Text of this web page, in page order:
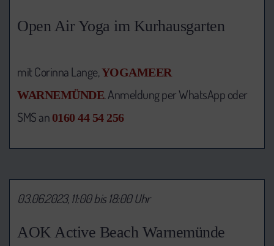
Open Air Yoga im Kurhausgarten
mit Corinna Lange,YOGAMEER
WARNEMÜNDE. Anmeldung per WhatsApp oder
SMS an 0160 44 54 256
AOK Active Beach Warnemünde
03.06.2023, 11:00 bis 18:00 Uhr